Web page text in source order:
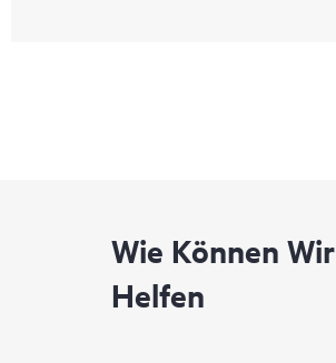
Wie Können Wir
Helfen